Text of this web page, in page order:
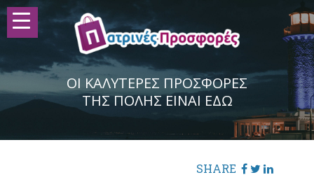
ΟΙ ΚΑΛΥΤΕΡΕΣ ΠΡΟΣΦΟΡΕΣ
ΤΗΣ ΠΟΛΗΣ ΕΙΝΑΙ ΕΔΩ
SHARE